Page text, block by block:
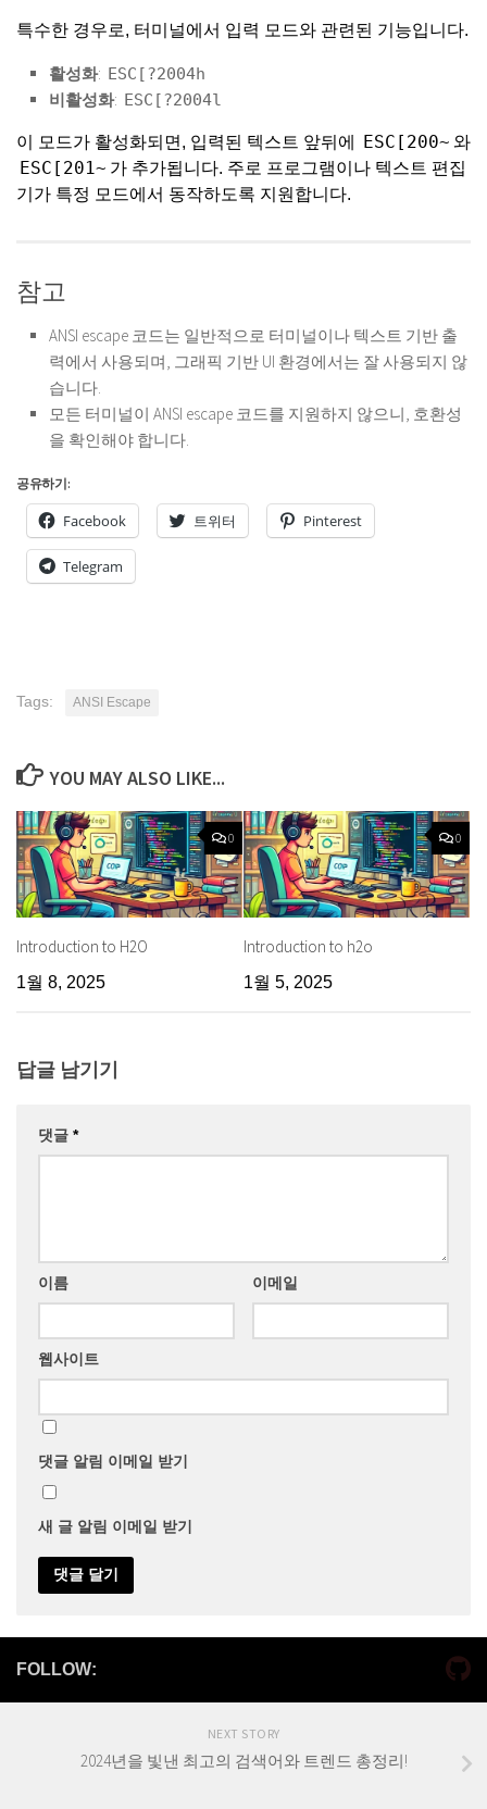
특수한 경우로, 터미널에서 입력 모드와 관련된 기능입니다.
활성화: ESC[?2004h
비활성화: ESC[?2004l
이 모드가 활성화되면, 입력된 텍스트 앞뒤에 ESC[200~ 와
ESC[201~ 가 추가됩니다. 주로 프로그램이나 텍스트 편집
기가 특정 모드에서 동작하도록 지원합니다.
참고
ANSI escape 코드는 일반적으로 터미널이나 텍스트 기반 출
력에서 사용되며, 그래픽 기반 UI 환경에서는 잘 사용되지 않
습니다.
모든 터미널이 ANSI escape 코드를 지원하지 않으니, 호환성
을 확인해야 합니다.
공유하기:
Facebook 트위터 Pinterest
Telegram
Tags: ANSI Escape
YOU MAY ALSO LIKE...
0
Introduction to H2O
1월 8, 2025
0
Introduction to h2o
1월 5, 2025
답글 남기기
댓글 *
이름 이메일
웹사이트
댓글 알림 이메일 받기
새 글 알림 이메일 받기
FOLLOW:
NEXT STORY
2024년을 빛낸 최고의 검색어와 트렌드 총정리!